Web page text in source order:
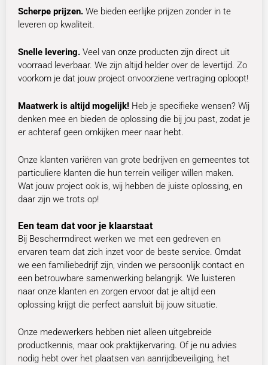
Scherpe prijzen.We bieden eerlijke prijzen zonder in te
leveren op kwaliteit.
Snelle levering.Veel van onze producten zijn direct uit
voorraad leverbaar. We zijn altijd helder over de levertijd. Zo
voorkom je dat jouw project onvoorziene vertraging oploopt!
Maatwerk is altijd mogelijk!Heb je specifieke wensen? Wij
denken mee en bieden de oplossing die bij jou past, zodat je
er achteraf geen omkijken meer naar hebt.
Onze klanten variëren van grote bedrijven en gemeentes tot
particuliere klanten die hun terrein veiliger willen maken.
Wat jouw project ook is, wij hebben de juiste oplossing, en
daar zijn we trots op!
Een team dat voor je klaarstaat
Bij Beschermdirect werken we met een gedreven en
ervaren team dat zich inzet voor de beste service. Omdat
we een familiebedrijf zijn, vinden we persoonlijk contact en
een betrouwbare samenwerking belangrijk. We luisteren
naar onze klanten en zorgen ervoor dat je altijd een
oplossing krijgt die perfect aansluit bij jouw situatie.
Onze medewerkers hebben niet alleen uitgebreide
productkennis, maar ook praktijkervaring. Of je nu advies
nodig hebt over het plaatsen van aanrijdbeveiliging, het